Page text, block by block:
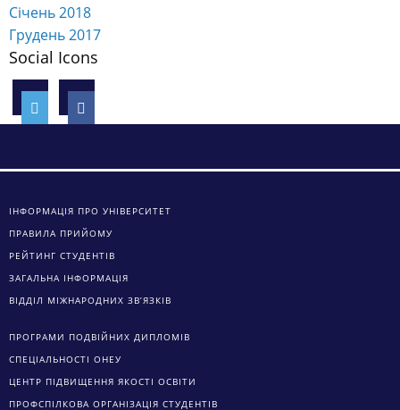
Січень 2018
Грудень 2017
Social Icons
ІНФОРМАЦІЯ ПРО УНІВЕРСИТЕТ
ПРАВИЛА ПРИЙОМУ
РЕЙТИНГ СТУДЕНТІВ
ЗАГАЛЬНА ІНФОРМАЦІЯ
ВІДДІЛ МІЖНАРОДНИХ ЗВ’ЯЗКІВ
ПРОГРАМИ ПОДВІЙНИХ ДИПЛОМІВ
СПЕЦІАЛЬНОСТІ ОНЕУ
ЦЕНТР ПІДВИЩЕННЯ ЯКОСТІ ОСВІТИ
ПРОФСПІЛКОВА ОРГАНІЗАЦІЯ СТУДЕНТІВ